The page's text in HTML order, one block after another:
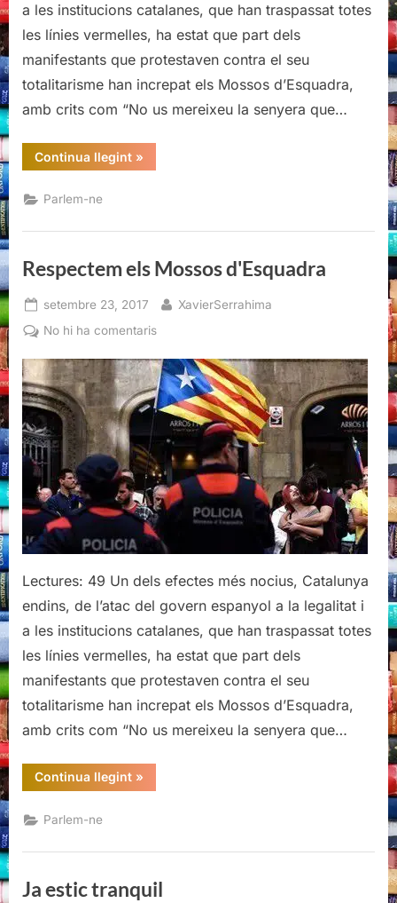
a les institucions catalanes, que han traspassat totes
les línies vermelles, ha estat que part dels
manifestants que protestaven contra el seu
totalitarisme han increpat els Mossos d’Esquadra,
amb crits com “No us mereixeu la senyera que…
Continua llegint“Respectem
els
»
Parlem-ne
Respectem els Mossos d'Esquadra
Posted
on
setembre 23, 2017 By
XavierSerrahima
No hi ha comentarisa
els
Mossos
d'Esquadra
Lectures: 49 Un dels efectes més nocius, Catalunya
endins, de l’atac del govern espanyol a la legalitat i
a les institucions catalanes, que han traspassat totes
les línies vermelles, ha estat que part dels
manifestants que protestaven contra el seu
totalitarisme han increpat els Mossos d’Esquadra,
amb crits com “No us mereixeu la senyera que…
Continua llegint“Respectem
els
»
Parlem-ne
Ja estic tranquil